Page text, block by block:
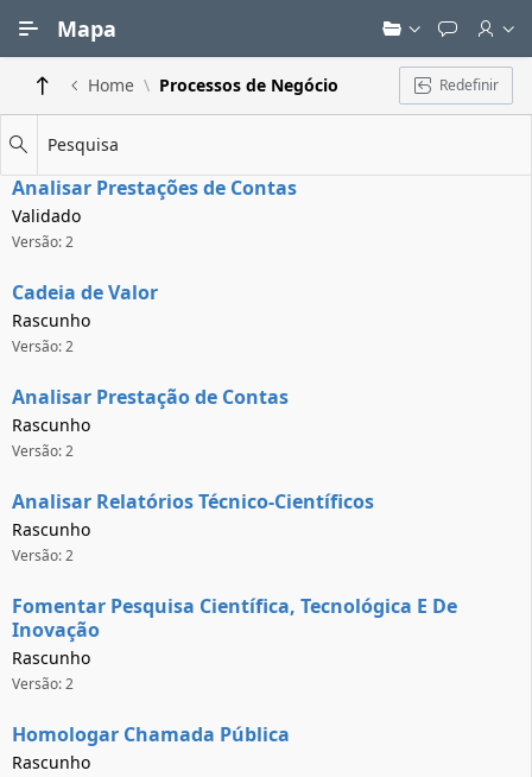
Mapa
Home Processos de Negócio Redefinir
Pesquisa
Analisar Prestações de Contas
Validado
Versão: 2
Cadeia de Valor
Rascunho
Versão: 2
Analisar Prestação de Contas
Rascunho
Versão: 2
Analisar Relatórios Técnico-Científicos
Rascunho
Versão: 2
Fomentar Pesquisa Científica, Tecnológica E De
Inovação
Rascunho
Versão: 2
Homologar Chamada Pública
Rascunho